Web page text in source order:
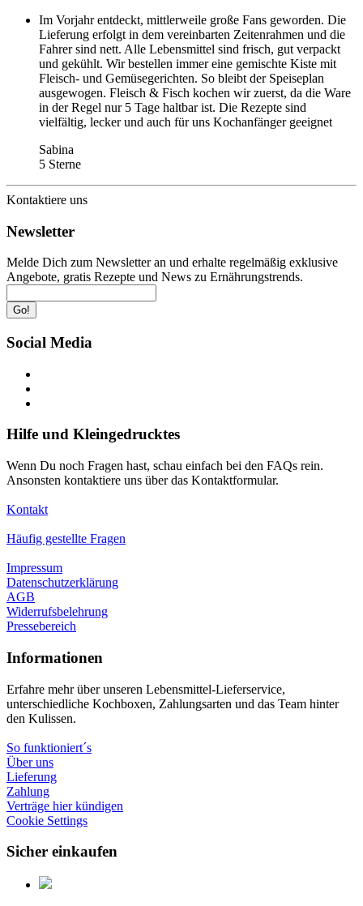
Im Vorjahr entdeckt, mittlerweile große Fans geworden. Die
Lieferung erfolgt in dem vereinbarten Zeitenrahmen und die
Fahrer sind nett. Alle Lebensmittel sind frisch, gut verpackt
und gekühlt. Wir bestellen immer eine gemischte Kiste mit
Fleisch- und Gemüsegerichten. So bleibt der Speiseplan
ausgewogen. Fleisch & Fisch kochen wir zuerst, da die Ware
in der Regel nur 5 Tage haltbar ist. Die Rezepte sind
vielfältig, lecker und auch für uns Kochanfänger geeignet
Sabina
5 Sterne
Kontaktiere uns
Newsletter
Melde Dich zum Newsletter an und erhalte regelmäßig exklusive
Angebote, gratis Rezepte und News zu Ernährungstrends.
Go!
Social Media
Hilfe und Kleingedrucktes
Wenn Du noch Fragen hast, schau einfach bei den FAQs rein.
Ansonsten kontaktiere uns über das Kontaktformular.
Kontakt
Häufig gestellte Fragen
Impressum
Datenschutzerklärung
AGB
Widerrufsbelehrung
Pressebereich
Informationen
Erfahre mehr über unseren Lebensmittel-Lieferservice,
unterschiedliche Kochboxen, Zahlungsarten und das Team hinter
den Kulissen.
So funktioniert´s
Über uns
Lieferung
Zahlung
Verträge hier kündigen
Cookie Settings
Sicher einkaufen